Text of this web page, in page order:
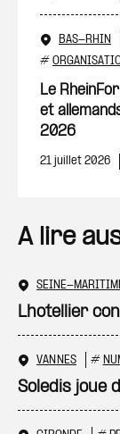
BAS-RHIN
#
Le
et
2026
21 juillet 2026
A lire
SEINE-
Lhotellier
VANNES #
Soledis joue